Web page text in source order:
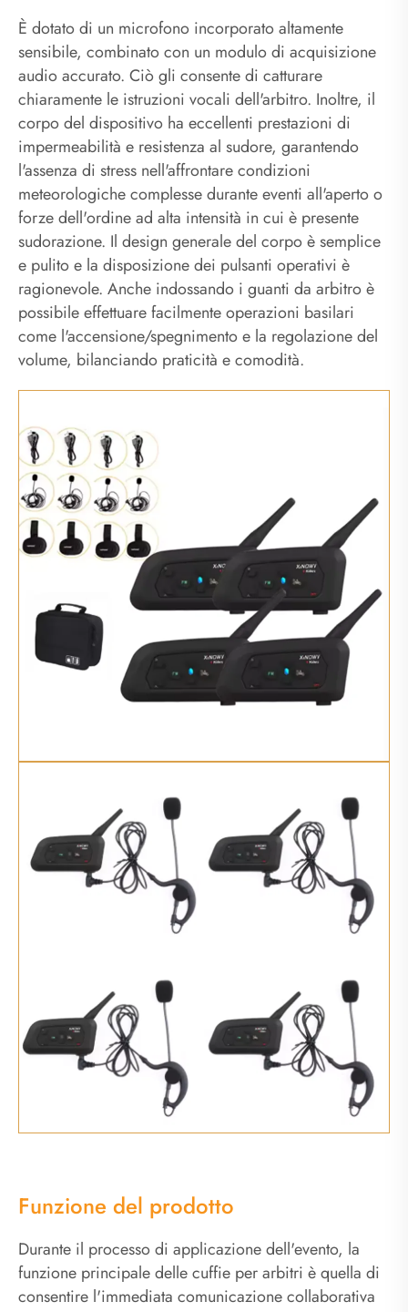
È dotato di un microfono incorporato altamente
sensibile, combinato con un modulo di acquisizione
audio accurato. Ciò gli consente di catturare
chiaramente le istruzioni vocali dell'arbitro. Inoltre, il
corpo del dispositivo ha eccellenti prestazioni di
impermeabilità e resistenza al sudore, garantendo
l'assenza di stress nell'affrontare condizioni
meteorologiche complesse durante eventi all'aperto o
forze dell'ordine ad alta intensità in cui è presente
sudorazione. Il design generale del corpo è semplice
e pulito e la disposizione dei pulsanti operativi è
ragionevole. Anche indossando i guanti da arbitro è
possibile effettuare facilmente operazioni basilari
come l'accensione/spegnimento e la regolazione del
volume, bilanciando praticità e comodità.
Funzione del prodotto
Durante il processo di applicazione dell'evento, la
funzione principale delle cuffie per arbitri è quella di
consentire l'immediata comunicazione collaborativa